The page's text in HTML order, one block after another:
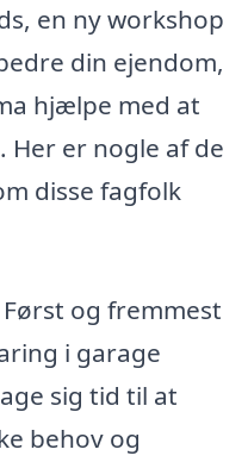
en ny workshop
din ejendom,
hjælpe med at
Her er nogle af de
disse fagfolk
Først og fremmest
i garage
sig tid til at
behov og